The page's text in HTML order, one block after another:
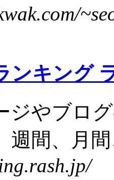
ンキング
ジやブロ
週間、月